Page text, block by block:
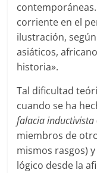
corriente en el
ilustración,
asiáticos,
historia».
Tal dificultad
cuando se ha
falacia inductivista
miembros de
mismos rasgos)
lógico desde la